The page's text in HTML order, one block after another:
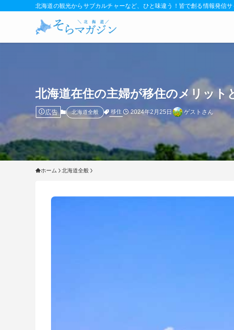
北海道の観光からサブカルチャーなど、ひと味違う！皆で創る情報発信サ
北海道在住の主婦が移住のメリット
広告 北海道全般 移住 2024年2月25日 ゲストさん
ホーム 北海道全般